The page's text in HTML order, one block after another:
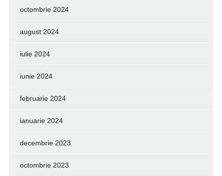
octombrie 2024
august 2024
iulie 2024
iunie 2024
februarie 2024
ianuarie 2024
decembrie 2023
octombrie 2023